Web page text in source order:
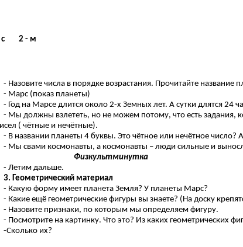
2 - м
- Назовите числа в порядке возрастания. Прочитайте название
- Марс (показ планеты)
- Год на Марсе длится около 2-х Земных лет. А сутки длятся 24
- Мы должны взлететь, но не можем потому, что есть задания,
( чётные и нечётные).
- В названии планеты 4 буквы. Это чётное или нечётное число? А
- Мы свами космонавты, а космонавты – люди сильные и
Физкультминутка
- Летим дальше.
3. Геометрический материал
- Какую форму имеет планета Земля? У планеты Марс?
- Какие ещё геометрические фигуры вы знаете? (На доску
- Назовите признаки, по которым мы определяем фигуру.
- Посмотрите на картинку. Что это? Из каких геометрических
-Сколько их?